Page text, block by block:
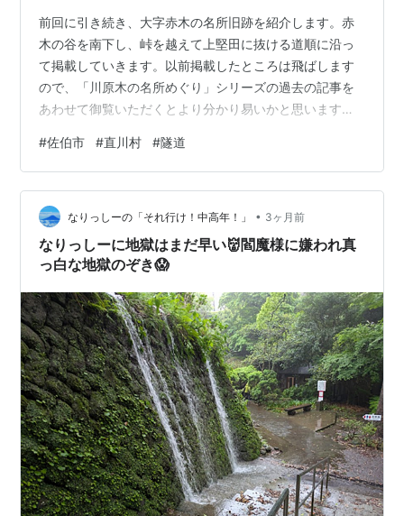
前回に引き続き、大字赤木の名所旧跡を紹介します。赤
木の谷を南下し、峠を越えて上堅田に抜ける道順に沿っ
て掲載していきます。以前掲載したところは飛ばします
ので、「川原木の名所めぐり」シリーズの過去の記事を
あわせて御覧いただくとより分かり易いかと思います。
ける探訪コースは、お勧めできません。なぜかと申しま
すと吹原（ふきわら）部落から上堅田地区は轟（とどろ
き）部落までの間の山道が大変な難路で、軽自動車でも
脱輪の虞があるほど幅員狭隘、路面状態もよろしくない
ためです。原付バイクなら問題ありませんが、四輪車の
通行は控えた方が無難です。その途中にある轟隧道が…
#佐伯市 #直川村 #隧道
なりっしーの「それ行け！中高年！」 • 3ヶ月前
なりっしーに地獄はまだ早い👹閻魔様に嫌われ真
っ白な地獄のぞき😱